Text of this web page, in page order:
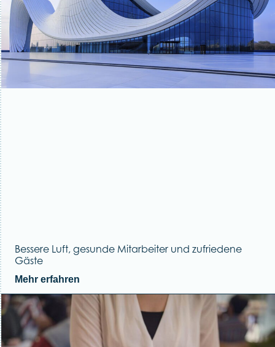
Bessere Luft, gesunde Mitarbeiter und zufriedene
Gäste
Mehr erfahren